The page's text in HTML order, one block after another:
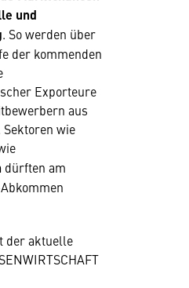
und
. So werden über
der kommenden
Exporteure
aus
Sektoren wie
dürften am
der aktuelle